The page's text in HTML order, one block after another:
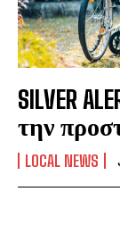
SILVER
την
LOCAL NEWS